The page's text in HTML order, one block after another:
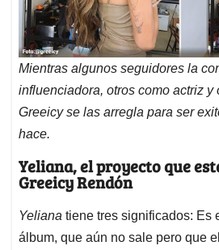
Mientras algunos seguidores la
influenciadora, otros como actriz y
Greeicy se las arregla para ser
hace.
Yeliana, el proyecto que
Greeicy Rendón
Yeliana tiene tres significados: Es
álbum, que aún no sale pero que